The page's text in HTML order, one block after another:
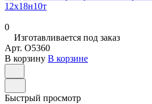
12х18н10т
0
Изготавливается под заказ
Арт. O5360
В корзину В корзине
Быстрый просмотр